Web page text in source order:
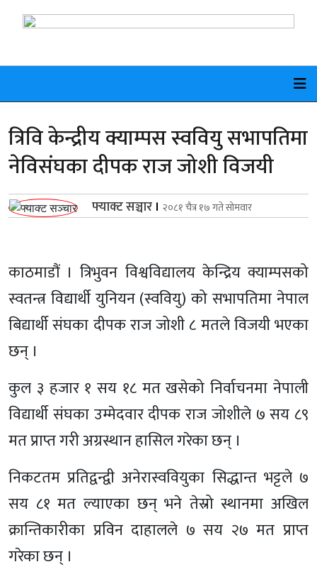
त्रिवि केन्द्रीय क्याम्पस स्ववियु सभापतिमा
नेविसंघका दीपक राज जोशी विजयी
फ्याक्ट सञ्चार । २०८१ चैत्र १७ गते सोमवार
काठमाडौं । त्रिभुवन विश्वविद्यालय केन्द्रिय क्याम्पसको
स्वतन्त्र विद्यार्थी युनियन (स्ववियु) को सभापतिमा नेपाल
बिद्यार्थी संघका दीपक राज जोशी ८ मतले विजयी भएका
छन् ।
कुल ३ हजार १ सय १८ मत खसेको निर्वाचनमा नेपाली
विद्यार्थी संघका उम्मेदवार दीपक राज जोशीले ७ सय ८९
मत प्राप्त गरी अग्रस्थान हासिल गरेका छन् ।
निकटतम प्रतिद्वन्द्वी अनेरास्ववियुका सिद्धान्त भट्टले ७
सय ८१ मत ल्याएका छन् भने तेस्रो स्थानमा अखिल
क्रान्तिकारीका प्रविन दाहालले ७ सय २७ मत प्राप्त
गरेका छन् ।